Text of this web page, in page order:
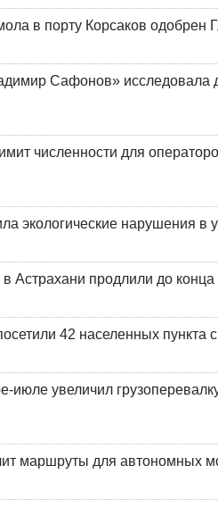
в порту Корсаков одобрен
Сафонов» исследовала
численности для
экологические нарушения в
Астрахани продлили до конца
42 населенных пункта
июле увеличил
маршруты для автономных